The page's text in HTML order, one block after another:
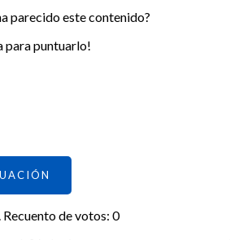
parecido este contenido?
para puntuarlo!
de votos: 0